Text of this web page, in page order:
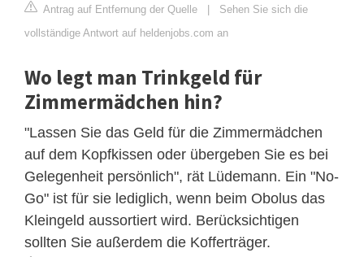
Antrag auf Entfernung der Quelle | Sehen Sie sich die
vollständige Antwort auf heldenjobs.com an
Wo legt man Trinkgeld für
Zimmermädchen hin?
"Lassen Sie das Geld für die Zimmermädchen
auf dem Kopfkissen oder übergeben Sie es bei
Gelegenheit persönlich", rät Lüdemann. Ein "No-
Go" ist für sie lediglich, wenn beim Obolus das
Kleingeld aussortiert wird. Berücksichtigen
sollten Sie außerdem die Kofferträger.